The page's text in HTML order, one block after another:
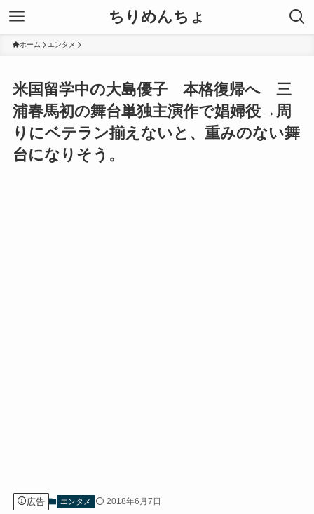
ちりめんちょ
ホーム エンタメ
米国留学中の大島優子 本格復帰へ 三
浦春馬初の舞台単独主演作で娼婦役→周
りにベテラン揃えないと、重みのない舞
台になりそう。
広告 エンタメ 2018年6月7日